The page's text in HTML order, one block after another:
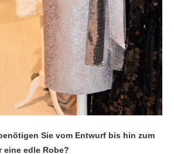
Sie vom Entwurf bis hin zum
eine edle Robe?